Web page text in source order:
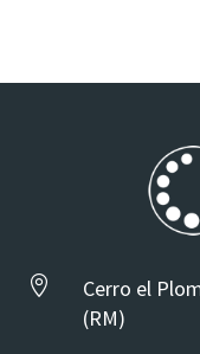

Cerro el
(RM)